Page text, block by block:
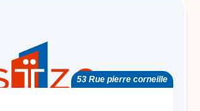
53 Rue pierre corneille